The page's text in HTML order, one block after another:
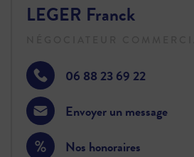
LEGER Franck
06 88 23 69 22
Envoyer un message
Nos honoraires